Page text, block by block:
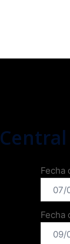
Fecha
Fecha